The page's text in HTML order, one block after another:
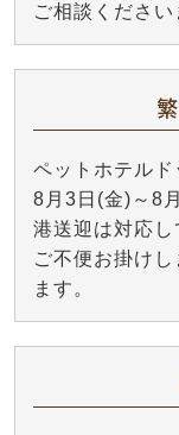
ご相談ください
ペットホテル
8月3日(金)～8
港送迎は対応し
ご不便お掛け
ます。